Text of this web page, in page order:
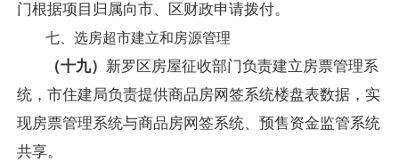
门根据项目归属向市、区财政申请拨付。
七、选房超市建立和房源管理
（十九） 新罗区房屋征收部门负责建立房票管理系
统，市住建局负责提供商品房网签系统楼盘表数据，实
现房票管理系统与商品房网签系统、预售资金监管系统
共享。